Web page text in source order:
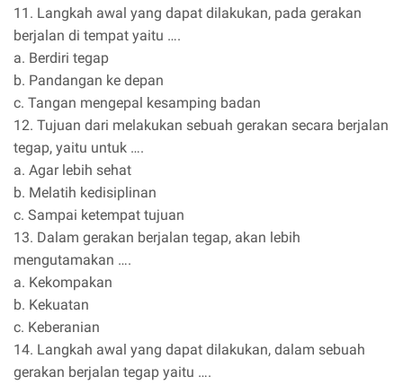
11. Langkah awal yang dapat dilakukan, pada gerakan
berjalan di tempat yaitu ….
a. Berdiri tegap
b. Pandangan ke depan
c. Tangan mengepal kesamping badan
12. Tujuan dari melakukan sebuah gerakan secara berjalan
tegap, yaitu untuk ….
a. Agar lebih sehat
b. Melatih kedisiplinan
c. Sampai ketempat tujuan
13. Dalam gerakan berjalan tegap, akan lebih
mengutamakan ….
a. Kekompakan
b. Kekuatan
c. Keberanian
14. Langkah awal yang dapat dilakukan, dalam sebuah
gerakan berjalan tegap yaitu ….